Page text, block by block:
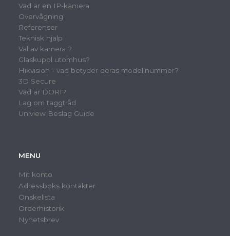
Vad är en IP-kamera
Overvågning
Referenser
Teknisk hjälp
Val av kamera ?
Glaskupol utomhus?
Hikvision - vad betyder deras modellnummer?
3D Secure
Vad är DORI?
Lag om taggtråd
Uniview Beslag Guide
MENU
Mit konto
Adressboks kontakter
Önskelista
Orderhistorik
Nyhetsbrev